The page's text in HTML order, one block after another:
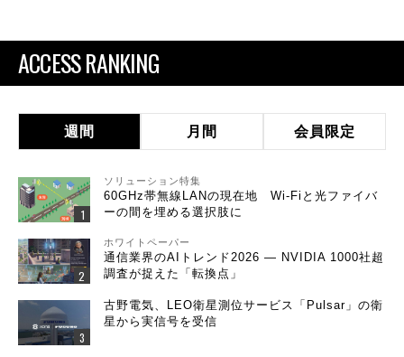
ACCESS RANKING
週間 月間 会員限定
ソリューション特集
60GHz帯無線LANの現在地 Wi-Fiと光ファイバ
ーの間を埋める選択肢に
ホワイトペーパー
通信業界のAIトレンド2026 ― NVIDIA 1000社超
調査が捉えた「転換点」
古野電気、LEO衛星測位サービス「Pulsar」の衛
星から実信号を受信